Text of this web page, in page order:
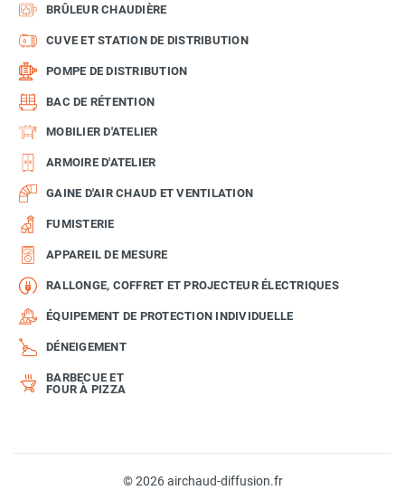
BRÛLEUR CHAUDIÈRE
CUVE ET STATION DE DISTRIBUTION
POMPE DE DISTRIBUTION
BAC DE RÉTENTION
MOBILIER D'ATELIER
ARMOIRE D'ATELIER
GAINE D'AIR CHAUD ET VENTILATION
FUMISTERIE
APPAREIL DE MESURE
RALLONGE, COFFRET ET PROJECTEUR ÉLECTRIQUES
ÉQUIPEMENT DE PROTECTION INDIVIDUELLE
DÉNEIGEMENT
BARBECUE ET
FOUR À PIZZA
© 2026 airchaud-diffusion.fr